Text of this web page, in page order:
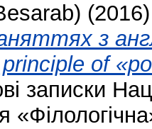
з
of
записки